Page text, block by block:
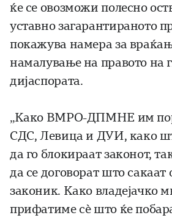
ќе се овозможи полесно
уставно загарантираното
покажува намера за
намалување на правото на
дијаспората.
„Како ВМРО-ДПМНЕ им
СДС, Левица и ДУИ, како
да го блокираат законот,
да се договорат што
законик. Како владејачко
прифатиме сè што ќе